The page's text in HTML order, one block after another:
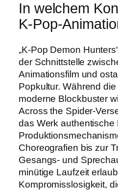
In welchem
K-Pop-
„K-Pop Demon
der Schnittstelle
Animationsfilm und
Popkultur. Während
moderne Blockbuster
Across the Spider-
das Werk authentische
Choreografien bis zur
Gesangs- und
minütige Laufzeit
Kompromisslosigkeit,